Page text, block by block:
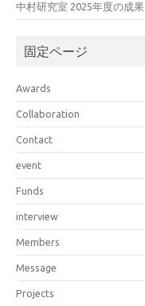
中村研究室 2025年度の成果
固定ページ
Awards
Collaboration
Contact
event
Funds
interview
Members
Message
Projects